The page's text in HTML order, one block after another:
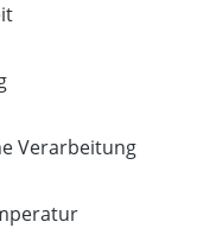
Verarbeitung